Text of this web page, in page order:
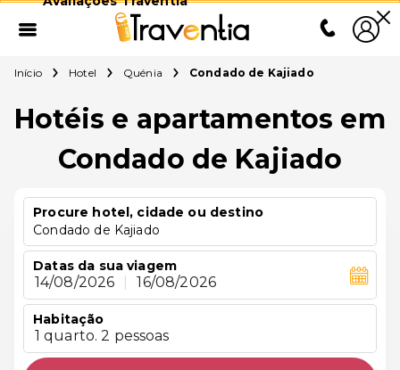
Início Hotel Quénia Condado de Kajiado
Hotéis e apartamentos em
Condado de Kajiado
Procure hotel, cidade ou destino
Condado de Kajiado
Datas da sua viagem
14/08/2026 16/08/2026
Habitação
1 quarto. 2 pessoas